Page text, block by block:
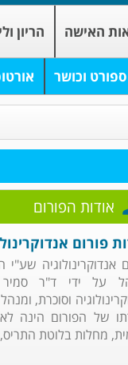
האישה הריון
ספורט וכושר
אודות הפורום
פורום
אנדוקרינולוגיה
על ידי ד"ר
וסוכרת,
של הפורום הינה
מחלות בלוטת